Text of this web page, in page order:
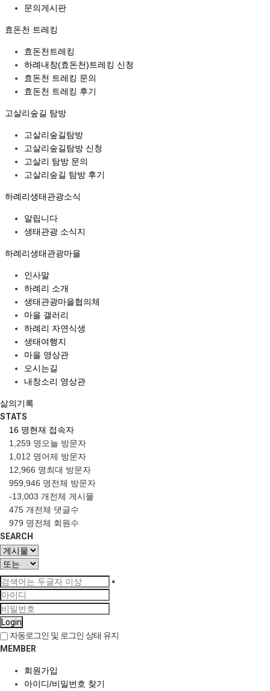
문의게시판
효돈천 트레킹
효돈천트레킹
하례내창(효돈천)트레킹 신청
효돈천 트레킹 문의
효돈천 트레킹 후기
고살리숲길 탐방
고살리숲길탐방
고살리숲길탐방 신청
고살리 탐방 문의
고살리숲길 탐방 후기
하례리생태관광소식
알립니다
생태관광 소식지
하례리생태관광마을
인사말
하례리 소개
생태관광마을협의체
마을 갤러리
하례리 자연식생
생태여행지
마을 영상관
오시는길
내창소리 영상관
삶의기록
STATS
16 명현재 접속자
1,259 명 오늘 방문자
1,012 명어제 방문자
12,966 명최대 방문자
959,946 명전체 방문자
-13,003 개전체 게시물
475 개전체 댓글수
979 명전체 회원수
SEARCH
Login
자동로그인 및 로그인 상태 유지
MEMBER
회원가입
아이디/비밀번호 찾기